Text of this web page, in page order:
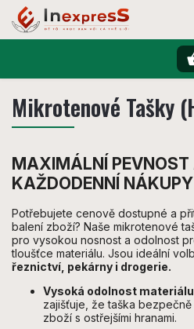
Mikrotenové Tašky
MAXIMÁLNÍ PEVNOST
KAŽDODENNÍ NÁKUPY
Potřebujete cenově dostupné a
balení zboží? Naše mikrotenové
pro vysokou nosnost a odolnost
tloušťce materiálu. Jsou ideální
řeznictví, pekárny i drogerie.
Vysoká odolnost
zajišťuje, že taška
zboží s ostřejšími hranami.